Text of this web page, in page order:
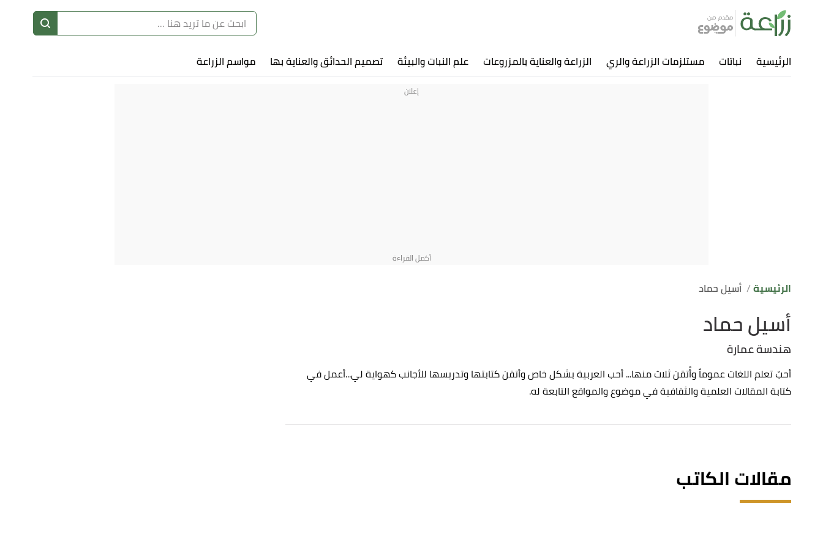
الرئيسية نباتات مستلزمات الزراعة والري الزراعة والعناية بالمزروعات علم النبات والبيئة تصميم الحدائق والعناية بها مواسم الزراعة
الرئيسية أسيل حماد
أسيل حماد
هندسة عمارة
أحبّ تعلم اللغات عموماً وأُتقن ثلاث منها... أحب العربية بشكل خاص وأتقن كتابتها وتدريسها للأجانب كهواية لي...أعمل في
كتابة المقالات العلمية والثقافية في موضوع والمواقع التابعة له.
مقالات الكاتب